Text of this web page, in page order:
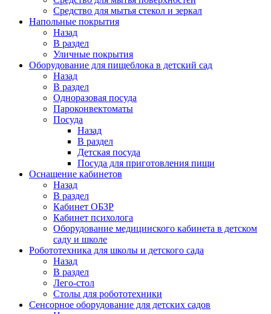
Средство для мытья стекол и зеркал
Напольные покрытия
Назад
В раздел
Уличные покрытия
Оборудование для пищеблока в детский сад
Назад
В раздел
Одноразовая посуда
Пароконвектоматы
Посуда
Назад
В раздел
Детская посуда
Посуда для приготовления пищи
Оснащение кабинетов
Назад
В раздел
Кабинет ОБЗР
Кабинет психолога
Оборудование медицинского кабинета в детском
саду и школе
Робототехника для школы и детского сада
Назад
В раздел
Лего-стол
Столы для робототехники
Сенсорное оборудование для детских садов